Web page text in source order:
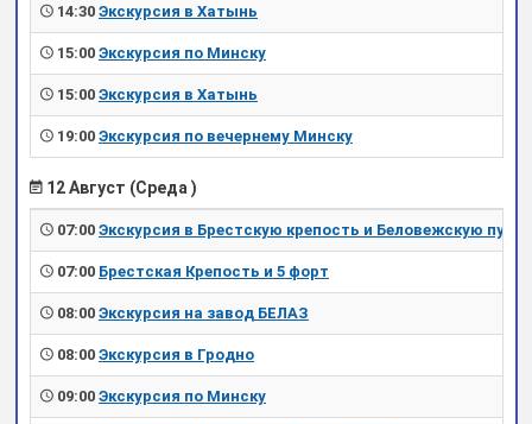
14:30 Экскурсия в Хатынь
15:00 Экскурсия по Минску
15:00 Экскурсия в Хатынь
19:00 Экскурсия по вечернему Минску
12 Август (Среда )
07:00 Экскурсия в Брестскую крепость и Беловежскую пущу
07:00 Брестская Крепость и 5 форт
08:00 Экскурсия на завод БЕЛАЗ
08:00 Экскурсия в Гродно
09:00 Экскурсия по Минску